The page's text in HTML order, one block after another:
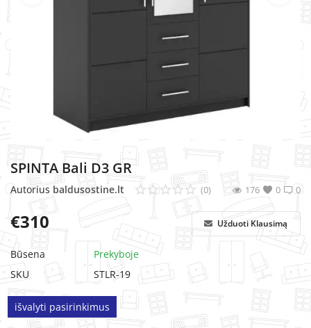
MINKŠTI BALDAI
SPINTA Bali D3 GR
Autorius baldusostine.lt 0
(0) 0
176
€310 Užduoti Klausimą
Būsena
Prekyboje
SKU
STLR-19
išvalyti pasirinkimus